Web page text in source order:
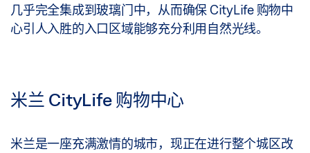
几乎完全集成到玻璃门中，从而确保 CityLife 购物中
心引人入胜的入口区域能够充分利用自然光线。
米兰 CityLife 购物中心
米兰是一座充满激情的城市，现正在进行整个城区改